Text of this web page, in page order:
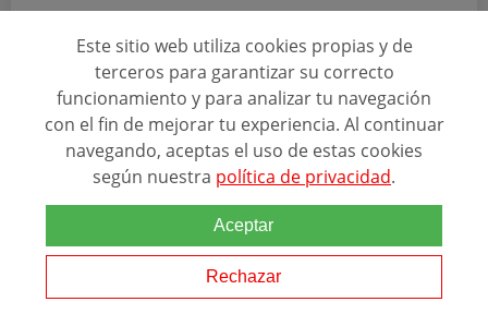
SOLICITAR INFORMACIÓN
Este sitio web utiliza cookies propias y de
terceros para garantizar su correcto
funcionamiento y para analizar tu navegación
con el fin de mejorar tu experiencia. Al continuar
navegando, aceptas el uso de estas cookies
según nuestra política de privacidad.
Aceptar
Rechazar